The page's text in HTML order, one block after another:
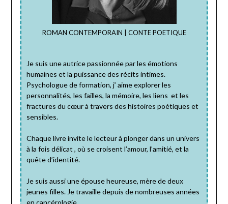
ROMAN CONTEMPORAIN | CONTE POETIQUE
Je suis une autrice passionnée par les émotions
humaines et la puissance des récits intimes.
Psychologue de formation, j’ aime explorer les
personnalités, les failles, la mémoire, les liens et les
fractures du cœur à travers des histoires poétiques et
sensibles.
Chaque livre invite le lecteur à plonger dans un univers
à la fois délicat , où se croisent l’amour, l’amitié, et la
quête d’identité.
Je suis aussi une épouse heureuse, mère de deux
jeunes filles. Je travaille depuis de nombreuses années